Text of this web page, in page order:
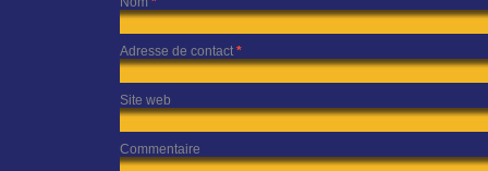
Adresse de contact *
Site web
Commentaire